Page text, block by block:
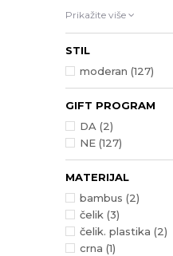
Prikažite više
STIL
moderan (127)
GIFT PROGRAM
DA (2)
NE (127)
MATERIJAL
bambus (2)
čelik (3)
čelik. plastika (2)
crna (1)